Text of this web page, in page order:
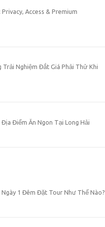
Access & Premium
Trải Nghiệm Đắt Giá Phải Thử Khi
Địa Điểm Ăn Ngon Tại Long Hải
Ngày 1 Đêm Đặt Tour Như Thế Nào?